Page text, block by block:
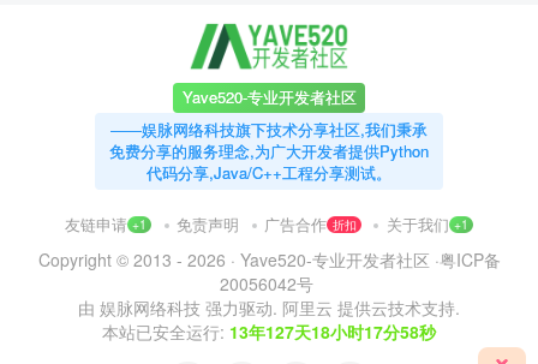
Yave520-专业开发者社区
——娱脉网络科技旗下技术分享社区,我们秉承
免费分享的服务理念,为广大开发者提供Python
代码分享,Java/C++工程分享测试。
友链申请 +1 免责声明 广告合作 折扣 关于我们 +1
Copyright © 2013 - 2026 · Yave520-专业开发者社区 ·粤ICP备
20056042号
由 娱脉网络科技 强力驱动. 阿里云 提供云技术支持.
本站已安全运行: 13年127天18小时17分58秒